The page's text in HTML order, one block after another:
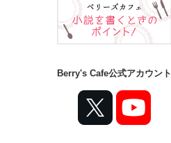
Berry's Cafe公式アカウント